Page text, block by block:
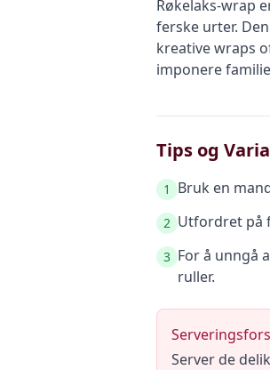
Røkelaks-wrap
ferske urter.
kreative wraps
imponere
Tips og
1 Bruk en
2 Utfordret på
3 For å unngå
ruller.
Server de